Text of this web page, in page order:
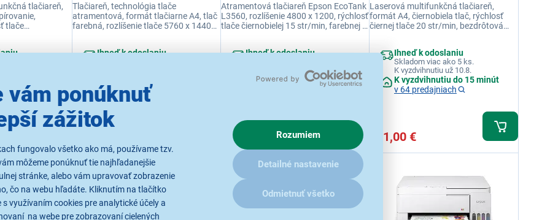
vám ponúknuť
zážitok
fungovalo všetko ako má, používame tzv.
môžeme ponúknuť tie najhľadanejšie
stránke, alebo vám upravovať zobrazenie
čo na webu hľadáte. Kliknutím na tlačítko
s využívaním cookies pre analytické účely a
na webe pre zobrazovaní cielených
Rozumiem
Detailné nastavenie
Odmietnuť všetko
tlačiareň,
tlače
Tlačiareň, technológia tlače
atramentová, formát tlačiarne A4, tlač
farebná, rozlíšenie tlače 5760 x 1440
farebnej tlače 15 str/min, USB, WiFi
Ihneď k odoslaniu
v 68 predajniach
Atramentová tlačiareň Epson EcoTank
L3560, rozlíšenie 4800 x 1200, rýchlosť
tlače čiernobielej 15 str/min, farebnej 8
Ihneď k odoslaniu
K vyzdvihnutiu už 10.8.
K vyzdvihnutiu do 15 minút
231,89 €
Laserová multifunkčná tlačiareň,
formát A4, čiernobiela tlač, rýchlosť
čiernej tlače 20 str/min, bezdrôtová
Ihneď k odoslaniu
Skladom viac ako 5 ks.
K vyzdvihnutiu už 10.8.
K vyzdvihnutiu do 15 minút
v 64 predajniach
151,00 €